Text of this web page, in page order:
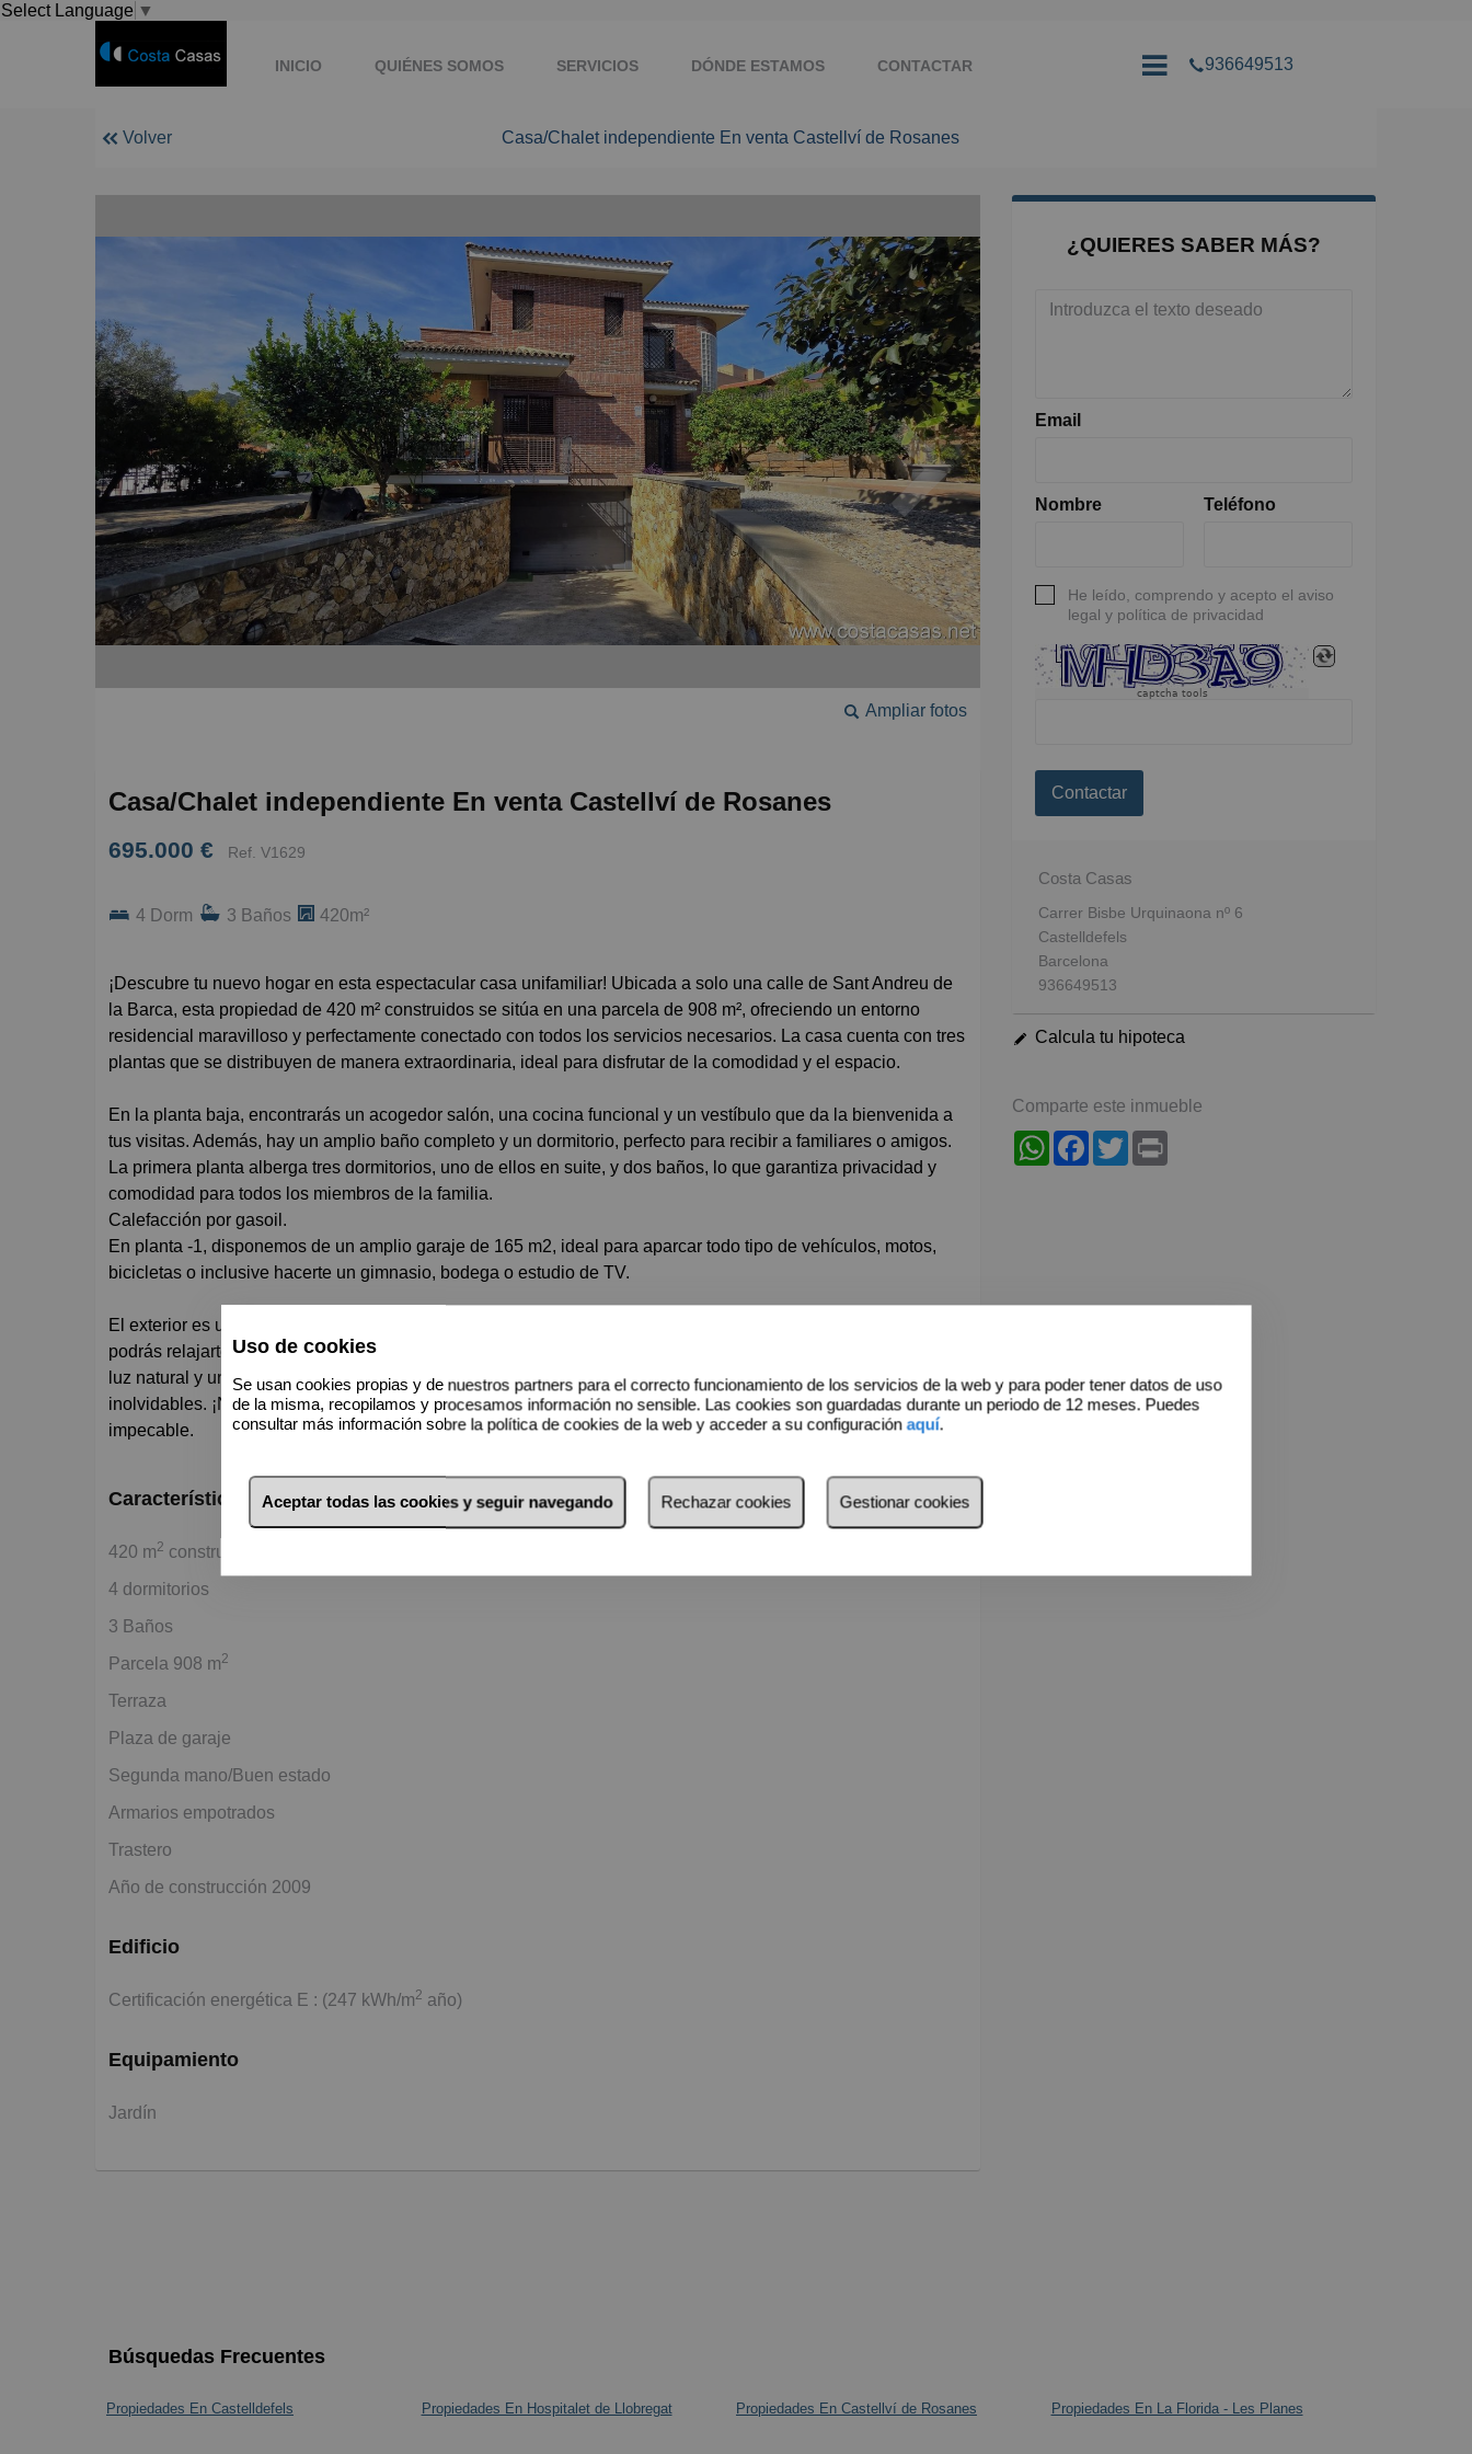
Select Language ▼
INICIO QUIÉNES SOMOS SERVICIOS DÓNDE ESTAMOS CONTACTAR 936649513
Volver Casa/Chalet independiente En venta Castellví de Rosanes
Ampliar fotos
Casa/Chalet independiente En venta Castellví de Rosanes
695.000 € Ref. V1629
4 Dorm 3 Baños 420m²
¡Descubre tu nuevo hogar en esta espectacular casa unifamiliar! Ubicada a solo una calle de Sant Andreu de
la Barca, esta propiedad de 420 m² construidos se sitúa en una parcela de 908 m², ofreciendo un entorno
residencial maravilloso y perfectamente conectado con todos los servicios necesarios. La casa cuenta con tres
plantas que se distribuyen de manera extraordinaria, ideal para disfrutar de la comodidad y el espacio.
En la planta baja, encontrarás un acogedor salón, una cocina funcional y un vestíbulo que da la bienvenida a
tus visitas. Además, hay un amplio baño completo y un dormitorio, perfecto para recibir a familiares o amigos.
La primera planta alberga tres dormitorios, uno de ellos en suite, y dos baños, lo que garantiza privacidad y
comodidad para todos los miembros de la familia.
Calefacción por gasoil.
En planta -1, disponemos de un amplio garaje de 165 m2, ideal para aparcar todo tipo de vehículos, motos,
bicicletas o inclusive hacerte un gimnasio, bodega o estudio de TV.
El exterior es un verdadero oasis, con zonas ajardinadas que incluyen árboles frutales y varias terrazas donde
podrás relajarte y disfrutar del sol. La barbacoa será el lugar ideal para tus reuniones sociales. Con muchísima
luz natural y una orientación sur que maximiza la calidez del hogar, esta casa es perfecta para vivir momentos
inolvidables. ¡No dejes pasar la oportunidad de visitar esta joya inmobiliaria! La casa está realmente
impecable.
Características básicas
420 m2 construidos
4 dormitorios
3 Baños
Parcela 908 m2
Terraza
Plaza de garaje
Segunda mano/Buen estado
Armarios empotrados
Trastero
Año de construcción 2009
Edificio
Certificación energética E : (247 kWh/m2 año)
Equipamiento
Jardín
¿QUIERES SABER MÁS?
Email
Nombre Teléfono
He leído, comprendo y acepto el aviso
legal y política de privacidad
captcha tools
Contactar
Costa Casas
Carrer Bisbe Urquinaona nº 6
Castelldefels
Barcelona
936649513
Calcula tu hipoteca
Comparte este inmueble
WhatsAppFacebook
Twitter
Búsquedas Frecuentes
Propiedades En Castelldefels Propiedades En Hospitalet de Llobregat Propiedades En Castellví de Rosanes Propiedades En La Florida - Les Planes
Uso de cookies
Se usan cookies propias y de nuestros partners para el correcto funcionamiento de los servicios de la web y para poder tener datos de uso
de la misma, recopilamos y procesamos información no sensible. Las cookies son guardadas durante un periodo de 12 meses. Puedes
consultar más información sobre la política de cookies de la web y acceder a su configuraciónaquí.
Aceptar todas las cookies y seguir navegando Rechazar cookies Gestionar cookies